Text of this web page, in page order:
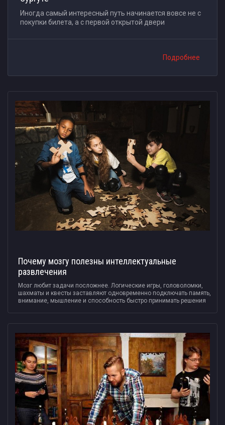
Иногда самый интересный путь начинается вовсе не с
покупки билета, а с первой открытой двери
Подробнее
Почему мозгу полезны интеллектуальные
развлечения
Мозг любит задачи посложнее. Логические игры, головоломки,
шахматы и квесты заставляют одновременно подключать память,
внимание, мышление и способность быстро принимать решения